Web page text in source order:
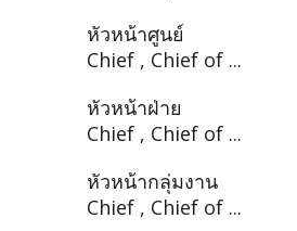
หัวหน้าศูนย์
Chief , Chief of ...
หัวหน้าฝ่าย
Chief , Chief of ...
หัวหน้ากลุ่มงาน
Chief , Chief of ...